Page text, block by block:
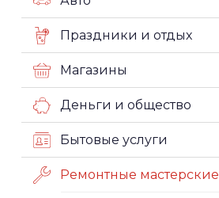
Праздники и отдых
Магазины
Деньги и общество
Бытовые услуги
Ремонтные мастерские